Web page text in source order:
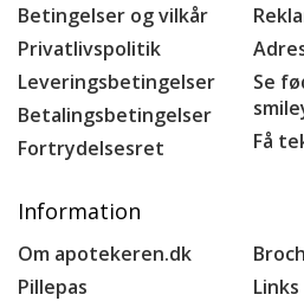
Betingelser og vilkår
Privatlivspolitik
Leveringsbetingelser
Betalingsbetingelser
Fortrydelsesret
Se
Få
Information
Om apotekeren.dk
Pillepas
Links